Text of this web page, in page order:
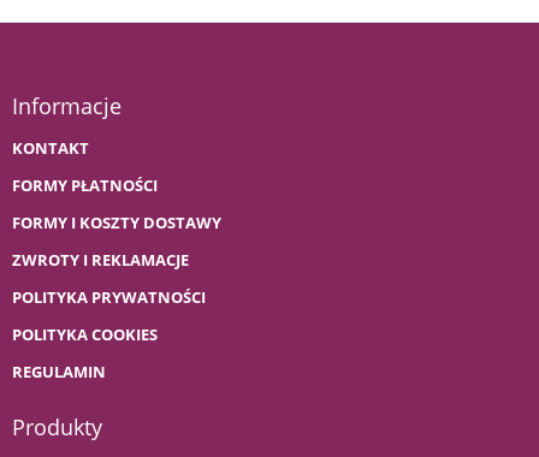
Informacje
KONTAKT
FORMY PŁATNOŚCI
FORMY I KOSZTY DOSTAWY
ZWROTY I REKLAMACJE
POLITYKA PRYWATNOŚCI
POLITYKA COOKIES
REGULAMIN
Produkty